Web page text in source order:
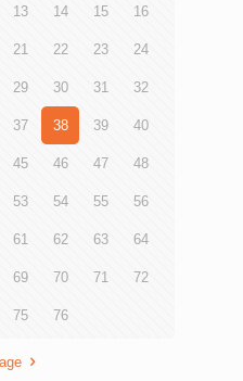
香港、澳門總經理廖
幹事何永昌先生表示，每
理、社交等平衡發展。他期
以至社會大眾對「全人健
生活。 龍傳基金首映禮籌
情期間，龍傳基金致力推動
而合，希望青年學習堅持面
家庭免費乘搭纜車前往昂坪
員一齊由昂坪市集起跑，身
蘇樺偉和媽媽「蘇媽」的奮
文執導及編劇，聯同張繼
13 14 15 16
21 22 23 24
29 30 31 32
37 38 39 40
45 46 47 48
53 54 55 56
61 62 63 64
69 70 71 72
75 76